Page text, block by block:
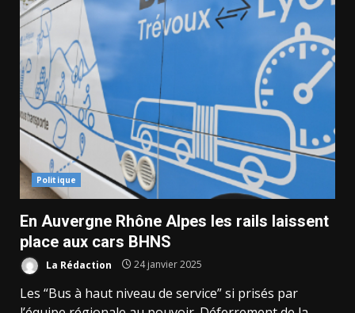
Politique
En Auvergne Rhône Alpes les rails laissent
place aux cars BHNS
La Rédaction 24 janvier 2025
Les “Bus à haut niveau de service” si prisés par